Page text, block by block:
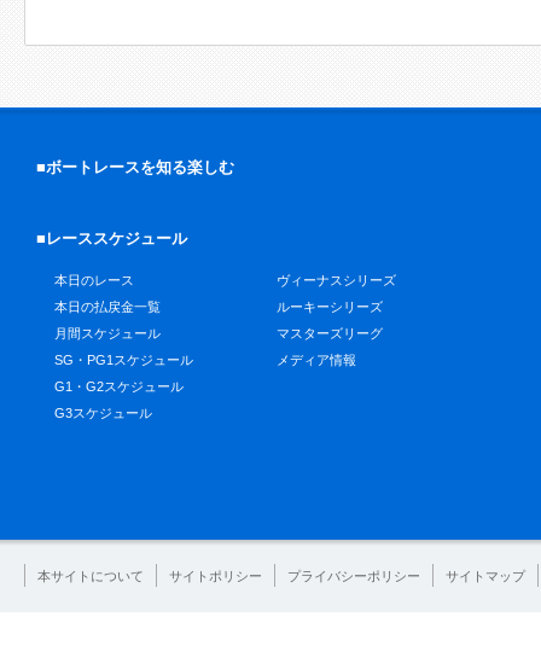
■ボートレースを知る楽しむ
■レーススケジュール
本日のレース
本日の払戻金一覧
月間スケジュール
SG・PG1スケジュール
G1・G2スケジュール
G3スケジュール
ヴィーナスシリーズ
ルーキーシリーズ
マスターズリーグ
メディア情報
本サイトについて サイトポリシー プライバシーポリシー サイトマップ